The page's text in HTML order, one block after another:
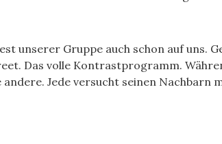
unserer Gruppe auch schon auf uns.
Das volle Kontrastprogramm.
Jede versucht seinen